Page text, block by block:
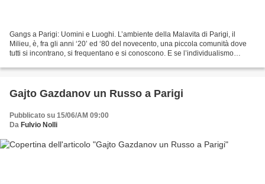
Gangs a Parigi: Uomini e Luoghi. L’ambiente della Malavita di Parigi, il
Milieu, è, fra gli anni ‘20’ ed ‘80 del novecento, una piccola comunità dove
tutti si incontrano, si frequentano e si conoscono. E se l’individualismo
Gajto Gazdanov un Russo a Parigi
Pubblicato su 15/06/AM 09:00
Da Fulvio Nolli